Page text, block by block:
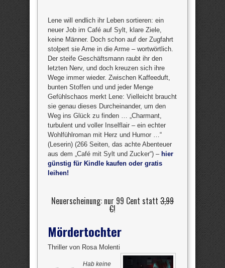
Lene will endlich ihr Leben sortieren: ein
neuer Job im Café auf Sylt, klare Ziele,
keine Männer. Doch schon auf der Zugfahrt
stolpert sie Arne in die Arme – wortwörtlich.
Der steife Geschäftsmann raubt ihr den
letzten Nerv, und doch kreuzen sich ihre
Wege immer wieder. Zwischen Kaffeeduft,
bunten Stoffen und und jeder Menge
Gefühlschaos merkt Lene: Vielleicht braucht
sie genau dieses Durcheinander, um den
Weg ins Glück zu finden … „Charmant,
turbulent und voller Inselflair – ein echter
Wohlfühlroman mit Herz und Humor …“
(Leserin) (266 Seiten, das achte Abenteuer
aus dem „Café mit Sylt und Zucker“) – hier
günstig für Kindle kaufen oder gratis
leihen!
Neuerscheinung: nur 99 Cent statt 3,99
€!
Mördertochter
Thriller von Rosa Molenti
Hab keine